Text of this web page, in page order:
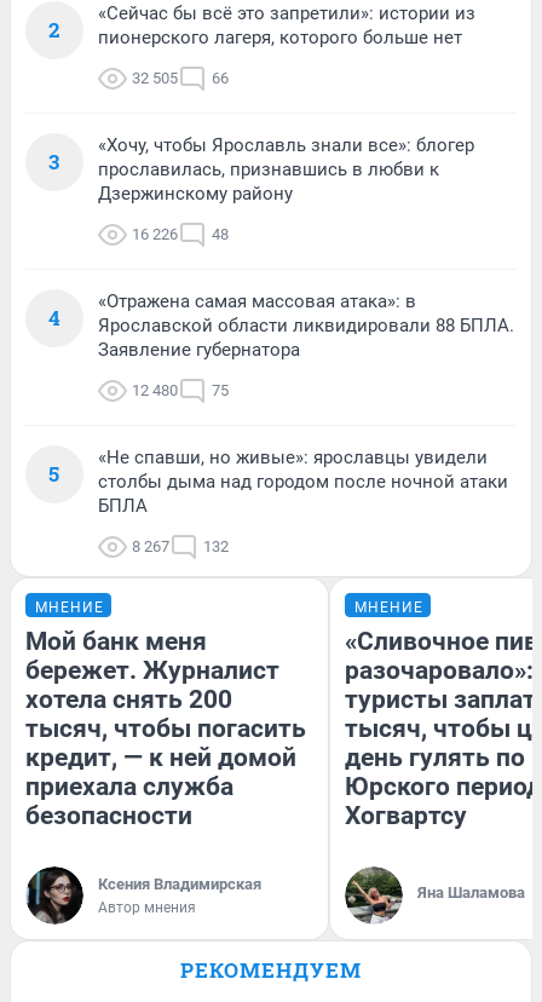
2
«Сейчас бы всё это запретили»: истории из
пионерского лагеря, которого больше нет
32 505 66
3
«Хочу, чтобы Ярославль знали все»: блогер
прославилась, признавшись в любви к
Дзержинскому району
16 226 48
4
«Отражена самая массовая атака»: в
Ярославской области ликвидировали 88 БПЛА.
Заявление губернатора
12 480 75
5
«Не спавши, но живые»: ярославцы увидели
столбы дыма над городом после ночной атаки
БПЛА
8 267 132
МНЕНИЕ
Мой банк меня
бережет. Журналист
хотела снять 200
тысяч, чтобы погасить
кредит, — к ней домой
приехала служба
безопасности
Ксения Владимирская
Автор мнения
МНЕНИЕ
«Сливочное
разочаровало»:
туристы
тысяч, чтобы
день гулять по
Юрского
Хогвартсу
Яна Шаламова
РЕКОМЕНДУЕМ